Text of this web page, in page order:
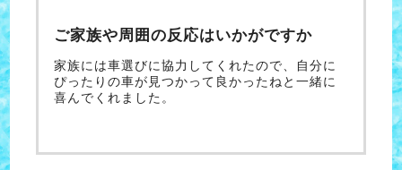
ご家族や周囲の反応はいかがですか
家族には車選びに協力してくれたので、自分に
ぴったりの車が見つかって良かったねと一緒に
喜んでくれました。